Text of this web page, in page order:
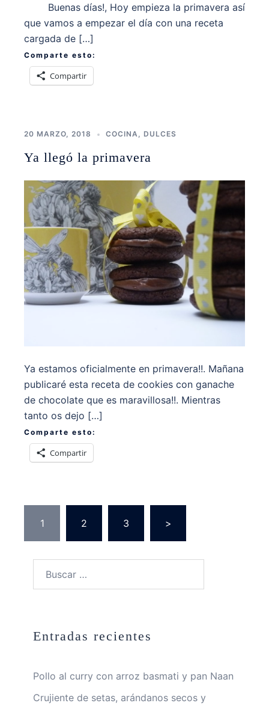
Buenas días!, Hoy empieza la primavera así
que vamos a empezar el día con una receta
cargada de […]
Comparte esto:
Compartir
20 MARZO, 2018 COCINA DULCES
Ya llegó la primavera
Ya estamos oficialmente en primavera!!. Mañana
publicaré esta receta de cookies con ganache
de chocolate que es maravillosa!!. Mientras
tanto os dejo […]
Comparte esto:
Compartir
entradas
1 2 3 >
Entradas recientes
Pollo al curry con arroz basmati y pan Naan
Crujiente de setas, arándanos secos y